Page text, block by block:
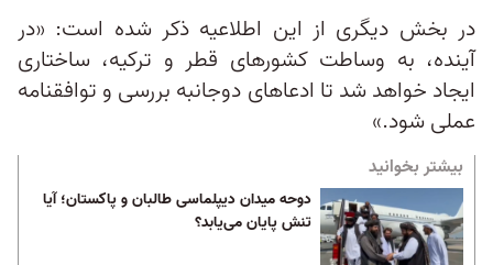
در بخش دیگری از این اطلاعیه ذکر شده است: «در
آینده، به وساطت کشورهای قطر و ترکیه، ساختاری
ایجاد خواهد شد تا ادعاهای دوجانبه بررسی و توافقنامه
عملی شود.»
بیشتر بخوانید
دوحه میدان دیپلماسی طالبان و پاکستان؛ آیا
تنش پایان می‌یابد؟